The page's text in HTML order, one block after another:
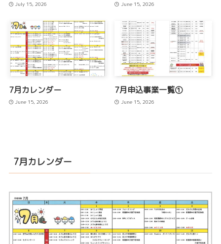
July 15, 2026 June 15, 2026
7月カレンダー
June 15, 2026
7月申込事業一覧①
June 15, 2026
7月カレンダー